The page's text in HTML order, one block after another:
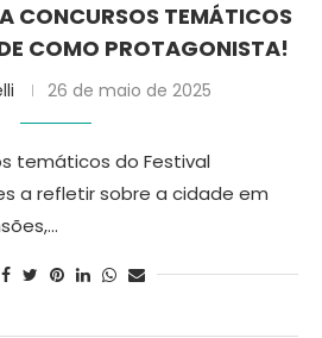
CONCURSOS TEMÁTICOS
COMO PROTAGONISTA!
26 de maio de 2025
temáticos do Festival
a refletir sobre a cidade em